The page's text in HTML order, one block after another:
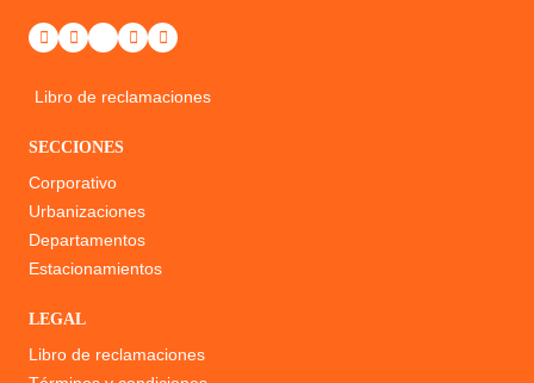
Libro de reclamaciones
SECCIONES
Corporativo
Urbanizaciones
Departamentos
Estacionamientos
LEGAL
Libro de reclamaciones